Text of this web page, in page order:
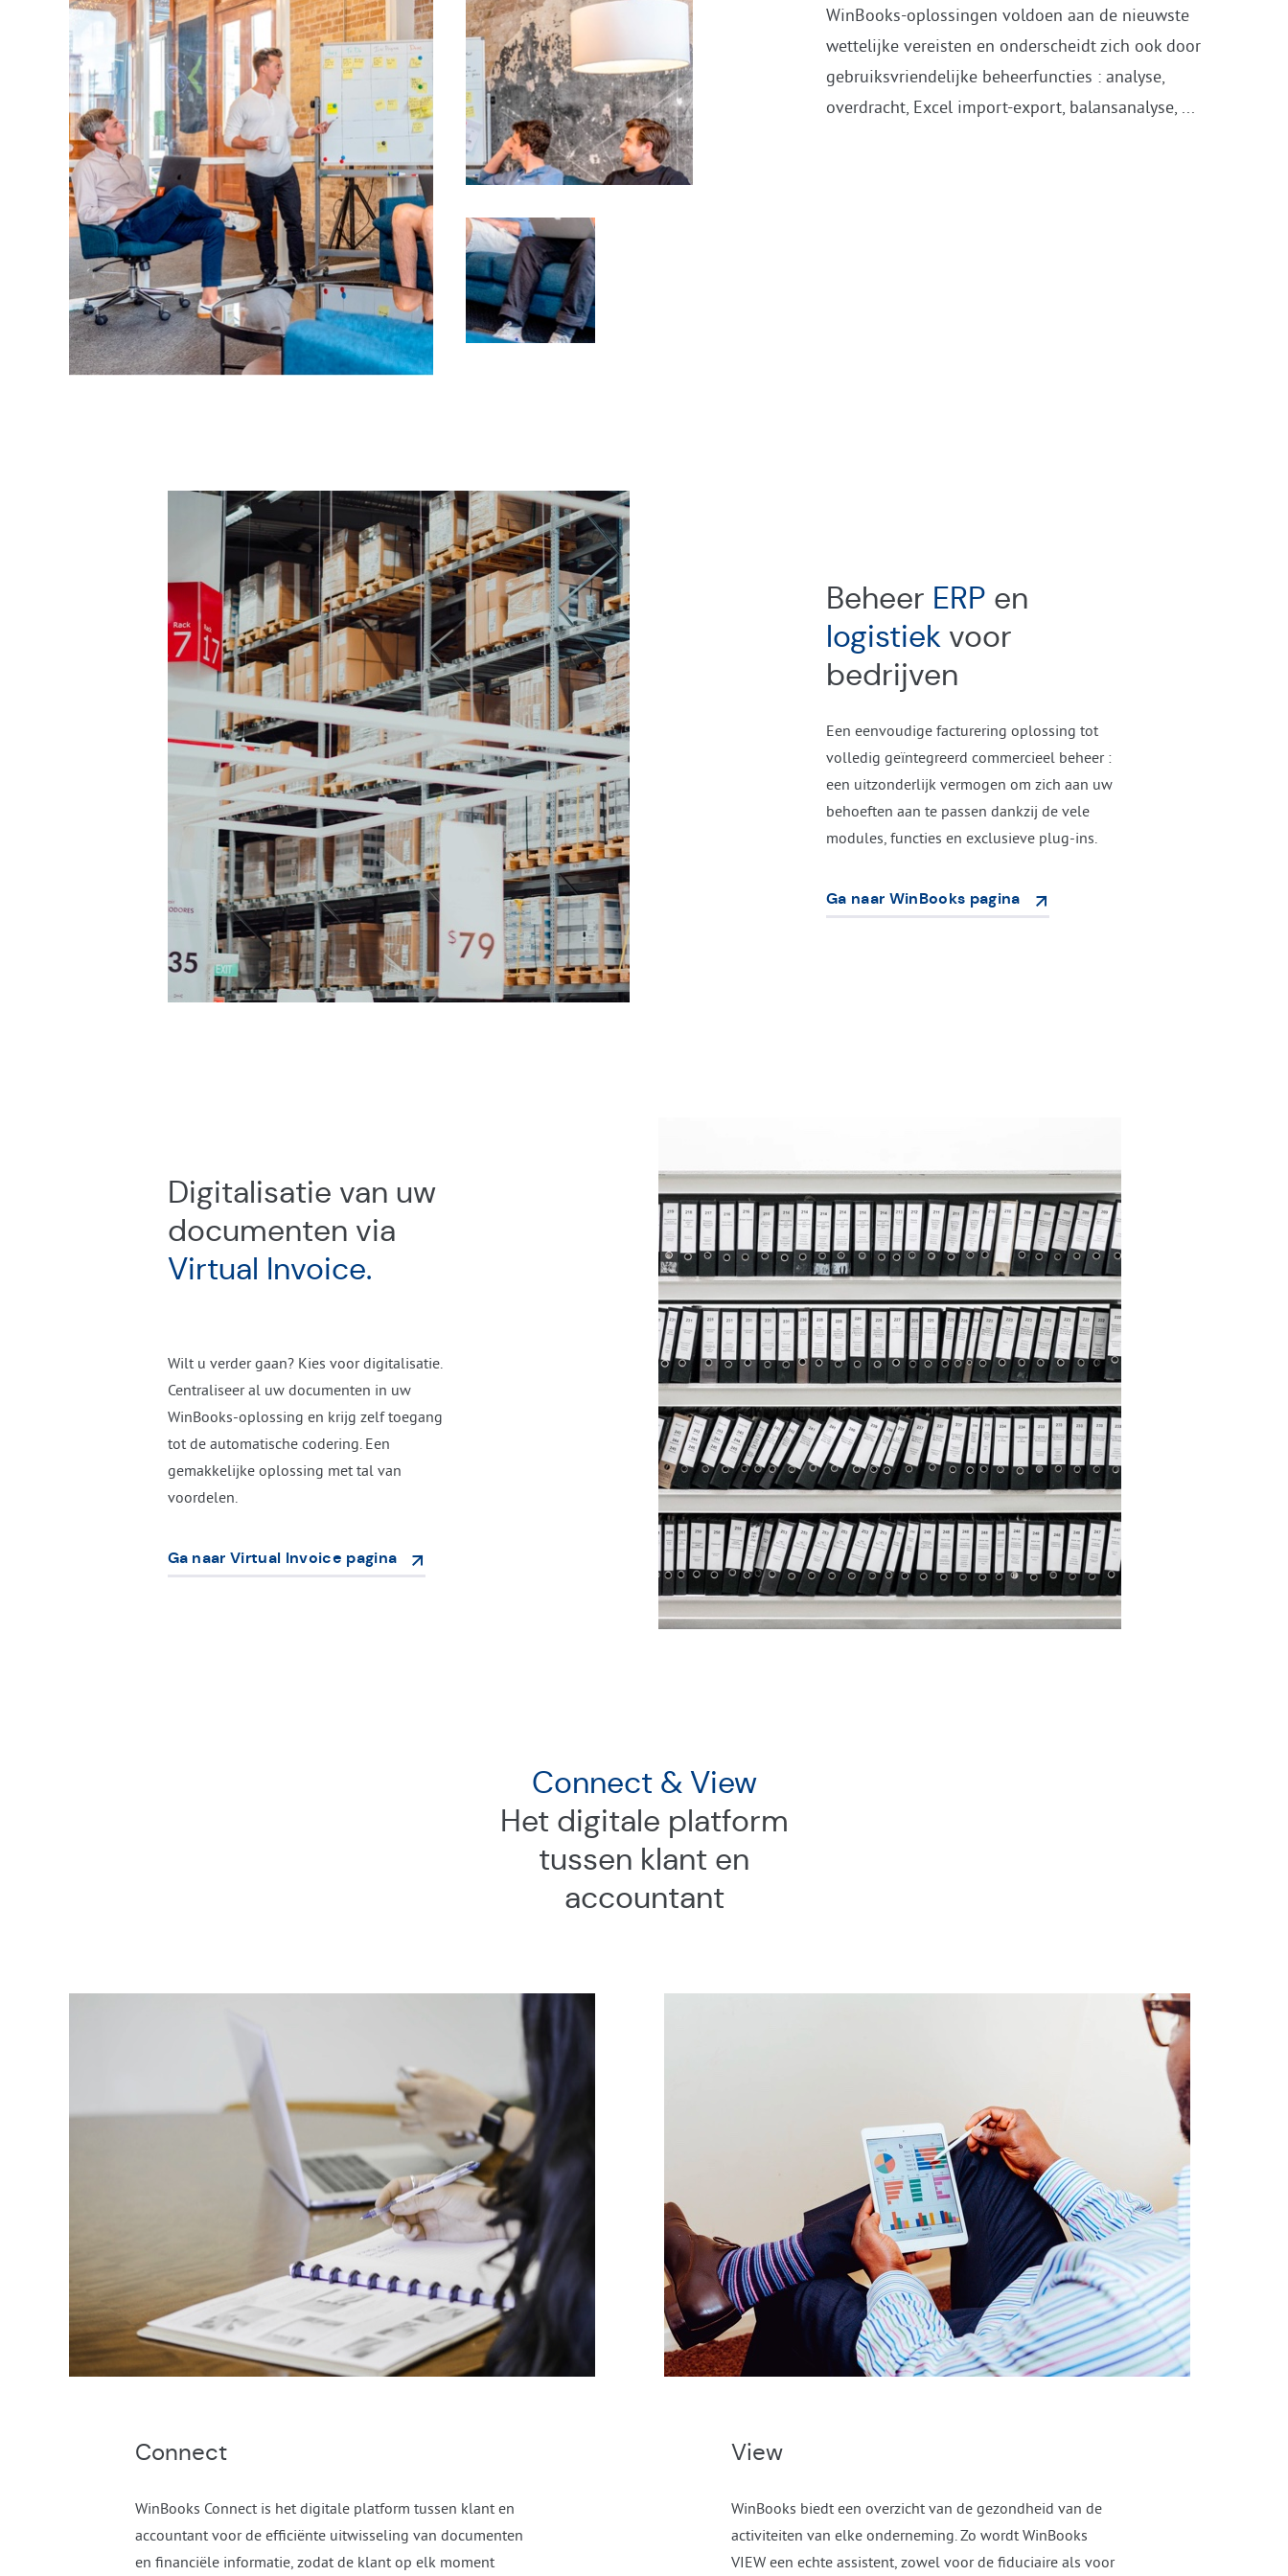
-
WinBooks-oplossingen voldoen aan de nieuwste
wettelijke vereisten en onderscheidt zich ook door
gebruiksvriendelijke beheerfuncties : analyse,
overdracht, Excel import-export, balansanalyse, ...
Beheer ERP en
logistiek voor
bedrijven
Een eenvoudige facturering oplossing tot
volledig geïntegreerd commercieel beheer :
een uitzonderlijk vermogen om zich aan uw
behoeften aan te passen dankzij de vele
modules, functies en exclusieve plug-ins.
Ga naar WinBooks pagina
Digitalisatie van uw
documenten via
Virtual Invoice.
Wilt u verder gaan? Kies voor digitalisatie.
Centraliseer al uw documenten in uw
WinBooks-oplossing en krijg zelf toegang
tot de automatische codering. Een
gemakkelijke oplossing met tal van
voordelen.
Ga naar Virtual Invoice pagina
Connect & View
Het digitale platform
tussen klant en
accountant
Connect
WinBooks Connect is het digitale platform tussen klant en
accountant voor de efficiënte uitwisseling van documenten
en financiële informatie, zodat de klant op elk moment
View
WinBooks biedt een overzicht van de gezondheid van de
activiteiten van elke onderneming. Zo wordt WinBooks
VIEW een echte assistent, zowel voor de fiduciaire als voor